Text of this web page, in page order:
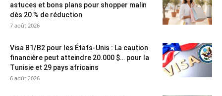
astuces et bons plans pour shopper malin
dès 20 % de réduction
7 août 2026
Visa B1/B2 pour les États-Unis : La caution
financière peut atteindre 20.000 $… pour la
Tunisie et 29 pays africains
6 août 2026